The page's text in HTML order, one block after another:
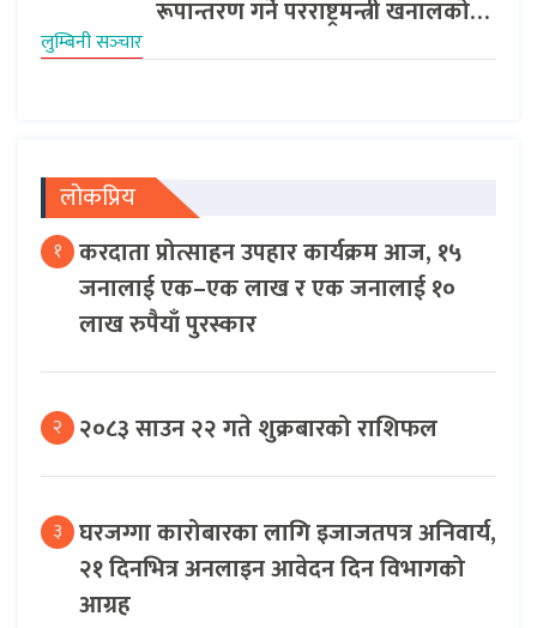
रूपान्तरण गर्ने परराष्ट्रमन्त्री खनालको…
लुम्बिनी सञ्‍चार
लोकप्रिय
१ करदाता प्रोत्साहन उपहार कार्यक्रम आज, १५
जनालाई एक–एक लाख र एक जनालाई १०
लाख रुपैयाँ पुरस्कार
२ २०८३ साउन २२ गते शुक्रबारको राशिफल
३ घरजग्गा कारोबारका लागि इजाजतपत्र अनिवार्य,
२१ दिनभित्र अनलाइन आवेदन दिन विभागको
आग्रह